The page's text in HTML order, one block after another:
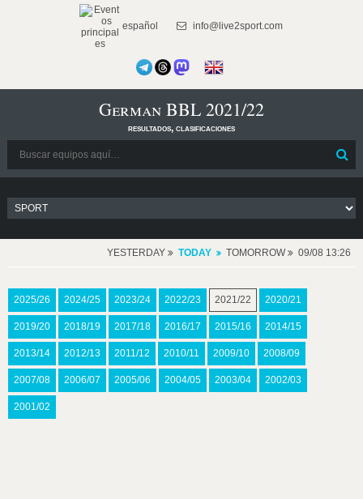
español info@live2sport.com
German BBL 2021/22
resultados, clasificaciones
YESTERDAY TODAY TOMORROW 09/08 13:26
2025/26 2024/25 2023/24 2022/23 2021/22 2020/21
2019/20 2018/19 2017/18 2016/17 2015/16 2014/15
2013/14 2012/13 2011/12 2010/11 2009/10 2008/09
2007/08 2006/07 2005/06 2004/05 2003/04 2002/03
2001/02